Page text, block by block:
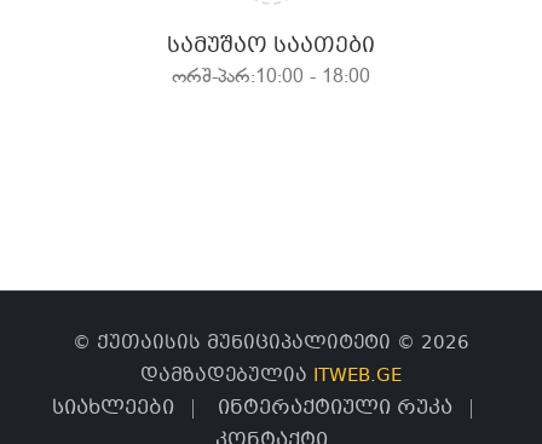
ᲡᲐᲛᲣᲨᲐᲝ ᲡᲐᲐᲗᲔᲑᲘ
ორშ-პარ:10:00 - 18:00
© ქუთაისის მუნიციპალიტეტი © 2026
დამზადებულია ITWEB.GE
სიახლეები
ინტერაქტიული რუკა